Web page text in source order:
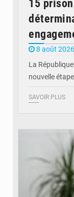
15
8 août 2026
La
nouvelle
SAVOIR PLUS